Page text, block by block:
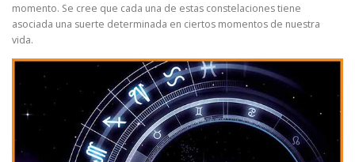
momento. Se cree que cada una de estas constelaciones tiene
asociada una suerte determinada en ciertos momentos de nuestra
vida.